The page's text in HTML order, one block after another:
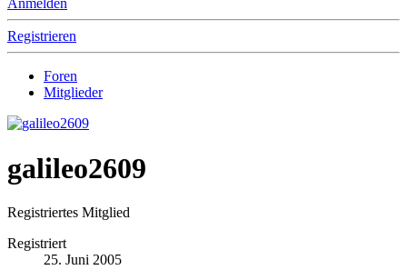
Anmelden
Registrieren
Foren
Mitglieder
galileo2609
Registriertes Mitglied
Registriert
25. Juni 2005